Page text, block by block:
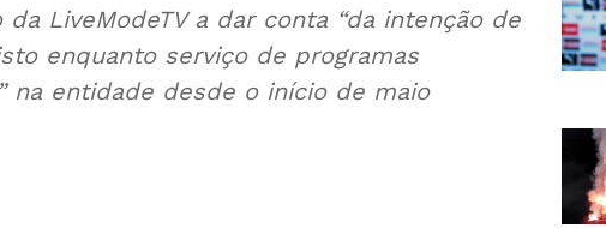
LiveModeTV a dar conta “da intenção de
enquanto serviço de programas
na entidade desde o início de maio